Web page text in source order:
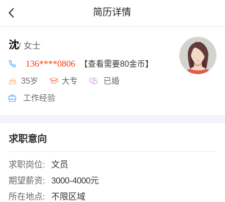
简历详情
沈/ 女士
136****0806 【查看需要80金币】
35岁 大专 已婚
工作经验
求职意向
求职岗位:
文员
期望薪资:
3000-4000元
所在地点:
不限区域